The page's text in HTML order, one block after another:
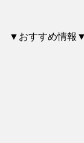
▼おすすめ情報▼